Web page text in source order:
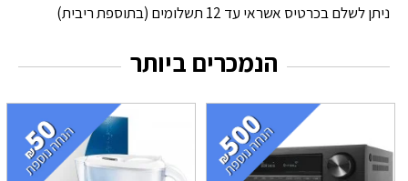
ניתן לשלם בכרטיס אשראי עד 12 תשלומים (בתוספת ריבית)
הנמכרים ביותר